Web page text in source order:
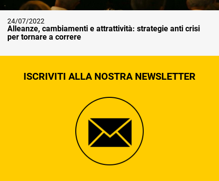
24/07/2022
Alleanze, cambiamenti e attrattività: strategie anti crisi
per tornare a correre
ISCRIVITI ALLA NOSTRA NEWSLETTER